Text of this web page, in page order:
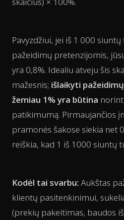
Pavyzdžiui, jei iš 1 000
pažeidimų pretenzijomis,
yra 0,8%. Idealiu atveju šis
mažesnis; išlaikyti
žemiau 1% yra būtina
patikimumą. Pirmaujančios
pramonės šakose siekia net
reiškia, kad 1 iš 1000 siuntų
Kodėl tai svarbu: Aukštas
klientų pasitenkinimui,
(prekių pakeitimas, baudos